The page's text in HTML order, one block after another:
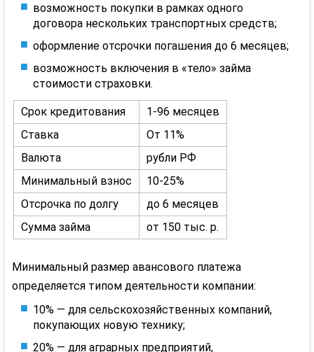
возможность покупки в рамках одного
договора нескольких транспортных средств;
оформление отсрочки погашения до 6 месяцев;
возможность включения в «тело» займа
стоимости страховки.
Срок кредитования
1-96 месяцев
Ставка
От 11%
Валюта
рубли РФ
Минимальный взнос
10-25%
Отсрочка по долгу
до 6 месяцев
Сумма займа
от 150 тыс. р.
Минимальный размер авансового платежа
определяется типом деятельности компании:
10% — для сельскохозяйственных компаний,
покупающих новую технику;
20% — для аграрных предприятий,